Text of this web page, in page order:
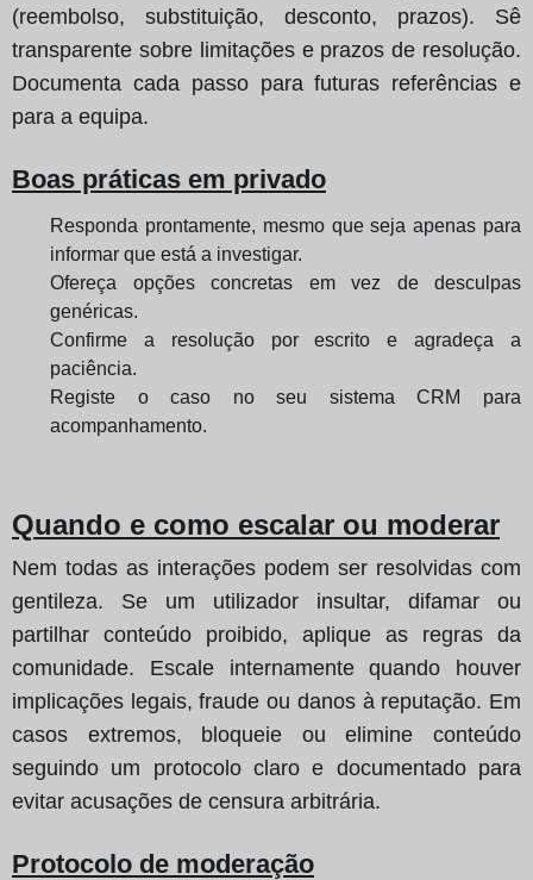
(reembolso, substituição, desconto, prazos). Sê
transparente sobre limitações e prazos de resolução.
Documenta cada passo para futuras referências e
para a equipa.
Boas práticas em privado
Responda prontamente, mesmo que seja apenas para
informar que está a investigar.
Ofereça opções concretas em vez de desculpas
genéricas.
Confirme a resolução por escrito e agradeça a
paciência.
Registe o caso no seu sistema CRM para
acompanhamento.
Quando e como escalar ou moderar
Nem todas as interações podem ser resolvidas com
gentileza. Se um utilizador insultar, difamar ou
partilhar conteúdo proibido, aplique as regras da
comunidade. Escale internamente quando houver
implicações legais, fraude ou danos à reputação. Em
casos extremos, bloqueie ou elimine conteúdo
seguindo um protocolo claro e documentado para
evitar acusações de censura arbitrária.
Protocolo de moderação